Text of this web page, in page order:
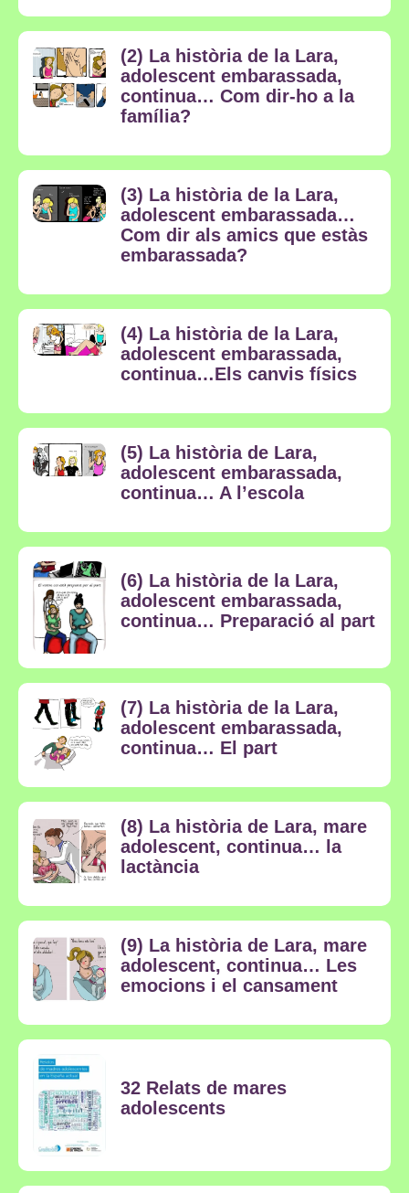
(2) La història de la Lara,
adolescent embarassada,
continua… Com dir-ho a la
família?
(3) La història de la Lara,
adolescent embarassada…
Com dir als amics que estàs
embarassada?
(4) La història de la Lara,
adolescent embarassada,
continua…Els canvis físics
(5) La història de Lara,
adolescent embarassada,
continua… A l’escola
(6) La història de la Lara,
adolescent embarassada,
continua… Preparació al part
(7) La història de la Lara,
adolescent embarassada,
continua… El part
(8) La història de Lara, mare
adolescent, continua… la
lactància
(9) La història de Lara, mare
adolescent, continua… Les
emocions i el cansament
32 Relats de mares
adolescents